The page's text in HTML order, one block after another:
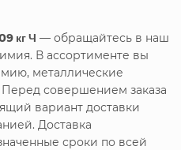
кг Ч — обращайтесь в наш
В ассортименте вы
металлические
совершением заказа
вариант доставки
Доставка
сроки по всей